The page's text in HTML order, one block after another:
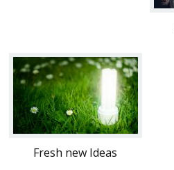
Fresh new Ideas